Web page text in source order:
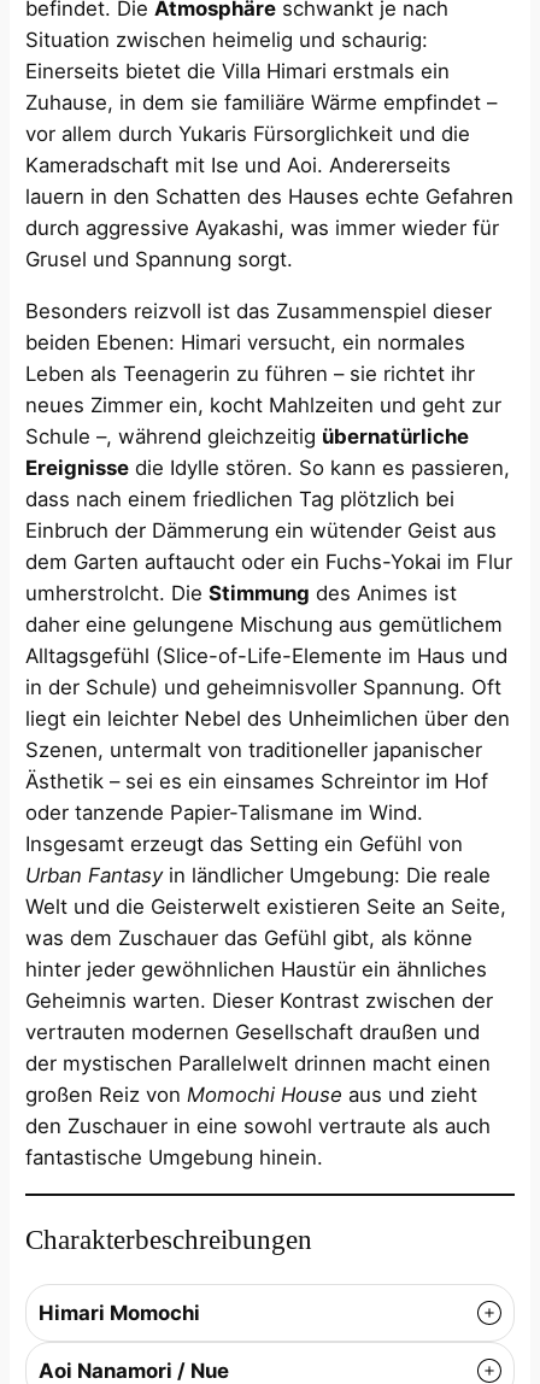
befindet. DieAtmosphäre schwankt je nach
Situation zwischen heimelig und schaurig:
Einerseits bietet die Villa Himari erstmals ein
Zuhause, in dem sie familiäre Wärme empfindet –
vor allem durch Yukaris Fürsorglichkeit und die
Kameradschaft mit Ise und Aoi. Andererseits
lauern in den Schatten des Hauses echte Gefahren
durch aggressive Ayakashi, was immer wieder für
Grusel und Spannung sorgt.
Besonders reizvoll ist das Zusammenspiel dieser
beiden Ebenen: Himari versucht, ein normales
Leben als Teenagerin zu führen – sie richtet ihr
neues Zimmer ein, kocht Mahlzeiten und geht zur
Schule –, während gleichzeitig übernatürliche
Ereignisse die Idylle stören. So kann es passieren,
dass nach einem friedlichen Tag plötzlich bei
Einbruch der Dämmerung ein wütender Geist aus
dem Garten auftaucht oder ein Fuchs-Yokai im Flur
umherstrolcht. DieStimmung des Animes ist
daher eine gelungene Mischung aus gemütlichem
Alltagsgefühl (Slice-of-Life-Elemente im Haus und
in der Schule) und geheimnisvoller Spannung. Oft
liegt ein leichter Nebel des Unheimlichen über den
Szenen, untermalt von traditioneller japanischer
Ästhetik – sei es ein einsames Schreintor im Hof
oder tanzende Papier-Talismane im Wind.
Insgesamt erzeugt das Setting ein Gefühl von
Urban Fantasyin ländlicher Umgebung: Die reale
Welt und die Geisterwelt existieren Seite an Seite,
was dem Zuschauer das Gefühl gibt, als könne
hinter jeder gewöhnlichen Haustür ein ähnliches
Geheimnis warten. Dieser Kontrast zwischen der
vertrauten modernen Gesellschaft draußen und
der mystischen Parallelwelt drinnen macht einen
großen Reiz von Momochi House aus und zieht
den Zuschauer in eine sowohl vertraute als auch
fantastische Umgebung hinein.
Charakterbeschreibungen
Himari Momochi
Aoi Nanamori / Nue